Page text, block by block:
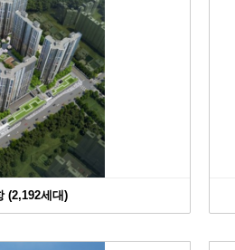
(2,192세대)